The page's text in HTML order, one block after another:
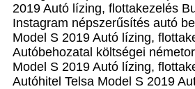
2019 Autó lízing, flottakezelés
Instagram népszerűsítés autó
Model S 2019 Autó lízing,
Autóbehozatal költségei
Model S 2019 Autó lízing,
Autóhitel Telsa Model S 2019